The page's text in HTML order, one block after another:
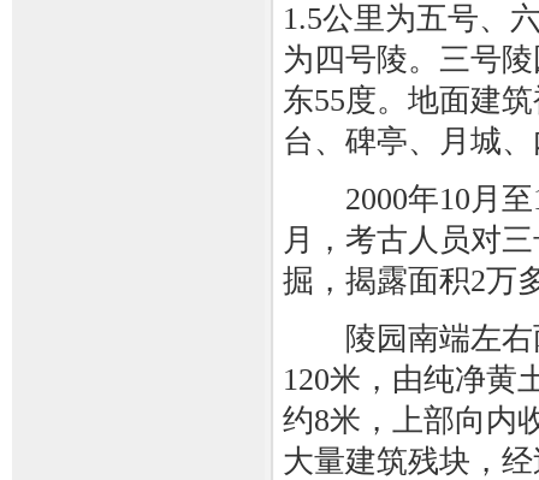
1.5公里为五号、
为四号陵。三号
东55度。地面建
台、碑亭、月城
2000年10月至
月，考古人员对
掘，揭露面积2万
陵园南端左右
120米，由纯净黄
约8米，上部向内
大量建筑残块，